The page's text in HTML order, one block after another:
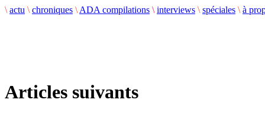
\ actu \ chroniques \ ADA compilations \ interviews \ spéciales \ à
Articles suivants